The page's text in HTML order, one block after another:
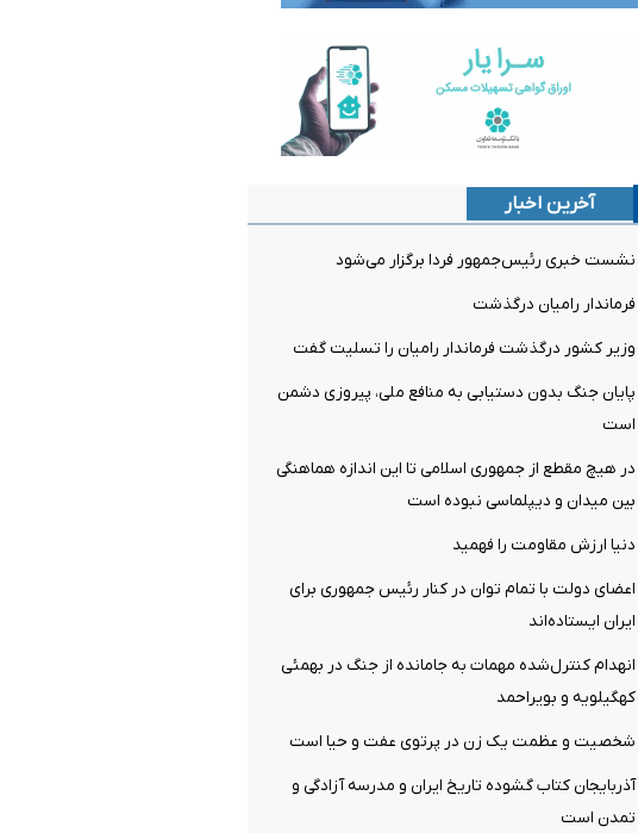
آخرین اخبار
نشست خبری رئیس‌جمهور فردا برگزار می‌شود
فرماندار رامیان درگذشت
وزیر کشور درگذشت فرماندار رامیان را تسلیت گفت
پایان جنگ بدون دستیابی به منافع ملی، پیروزی دشمن
است
در هیچ مقطع از جمهوری اسلامی تا این اندازه هماهنگی
بین میدان و دیپلماسی نبوده است
دنیا ارزش مقاومت را فهمید
اعضای دولت با تمام توان در کنار رئیس جمهوری برای
ایران ایستاده‌اند
انهدام کنترل‌شده مهمات به‌ جامانده از جنگ در بهمئی
کهگیلویه و بویراحمد
شخصیت و عظمت یک زن در پرتوی عفت و حیا است
آذربایجان کتاب گشوده تاریخ ایران و مدرسه آزادگی و
تمدن است